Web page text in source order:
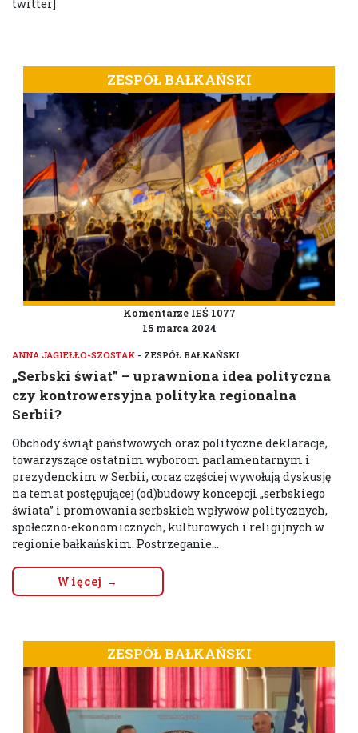
twitter]
ZESPÓŁ BAŁKAŃSKI
Komentarze IEŚ 1077
15 marca 2024
ANNA JAGIEŁŁO-SZOSTAK - ZESPÓŁ BAŁKAŃSKI
„Serbski świat” – uprawniona idea polityczna
czy kontrowersyjna polityka regionalna
Serbii?
Obchody świąt państwowych oraz polityczne deklaracje,
towarzyszące ostatnim wyborom parlamentarnym i
prezydenckim w Serbii, coraz częściej wywołują dyskusję
na temat postępującej (od)budowy koncepcji „serbskiego
świata” i promowania serbskich wpływów politycznych,
społeczno-ekonomicznych, kulturowych i religijnych w
regionie bałkańskim. Postrzeganie...
Więcej →
ZESPÓŁ BAŁKAŃSKI